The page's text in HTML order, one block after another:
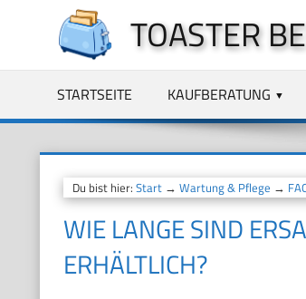
springen
TOASTER
STARTSEITE KAUFBERATUNG
Du bist hier: Start→ Wartung & Pflege →
WIE LANGE SIND
ERHÄLTLICH?